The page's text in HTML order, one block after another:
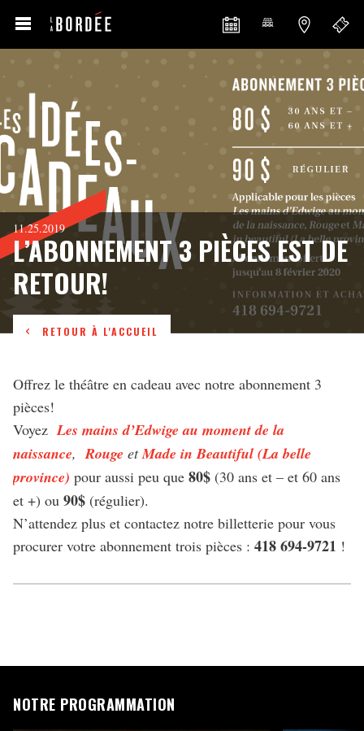
RETOUR À L'ACCUEIL
11.25.2019
L’ABONNEMENT 3 PIÈCES EST DE
RETOUR!
Offrez le théâtre en cadeau avec notre abonnement 3
pièces!
VoyezLes mains d’Edwige au moment de la
naissance,Rouge etMade in Beautiful (La belle
province) pour aussi peu que 80$ (30 ans et – et 60 ans
et +) ou 90$ (régulier).
N’attendez plus et contactez notre billetterie pour vous
procurer votre abonnement trois pièces : 418 694-9721 !
NOTRE PROGRAMMATION